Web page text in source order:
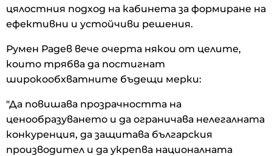
цялостния подход на кабинета за формиране на
ефективни и устойчиви решения.
Румен Радев вече очерта някои от целите,
които трябва да постигнат
широкообхватните бъдещи мерки:
"Да повишава прозрачността на
ценообразуването и да ограничава нелегалната
конкуренция, да защитава българския
производител и да укрепва националната